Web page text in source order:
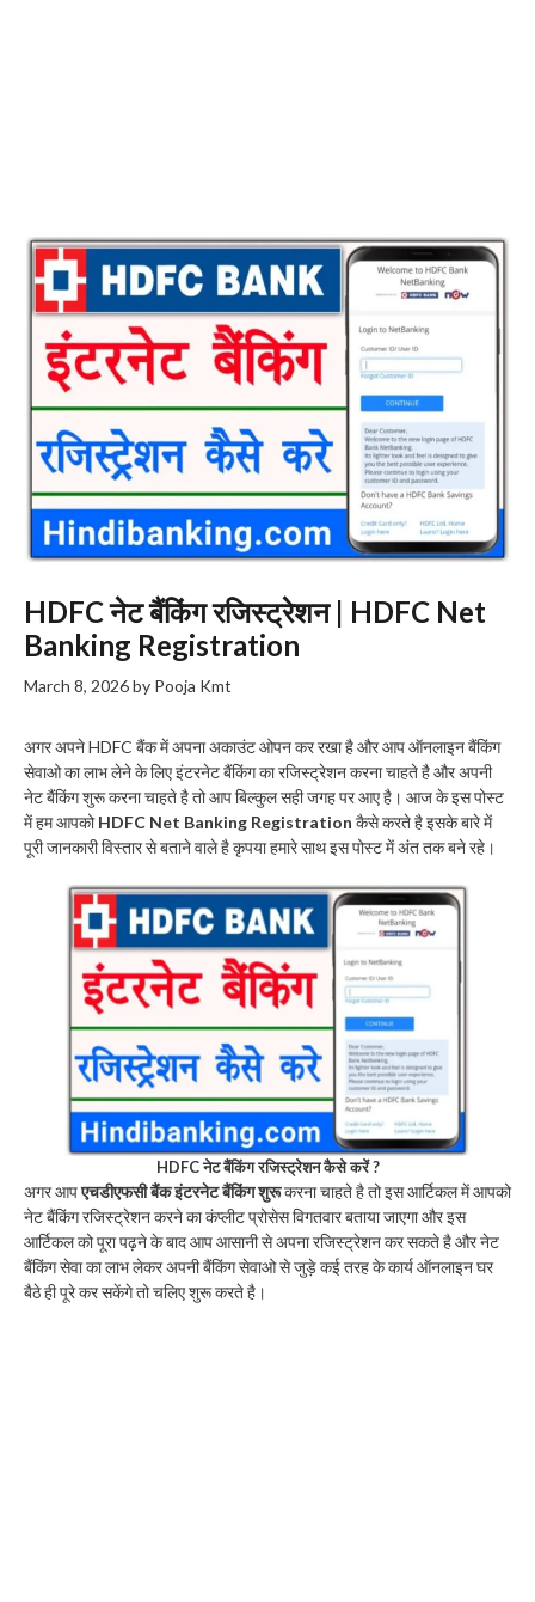
HDFC नेट बैंकिंग रजिस्ट्रेशन | HDFC Net
Banking Registration
March 8, 2026by Pooja Kmt
अगर अपने HDFC बैंक में अपना अकाउंट ओपन कर रखा है और आप ऑनलाइन बैंकिंग
सेवाओ का लाभ लेने के लिए इंटरनेट बैंकिंग का रजिस्ट्रेशन करना चाहते है और अपनी
नेट बैंकिंग शुरू करना चाहते है तो आप बिल्कुल सही जगह पर आए है। आज के इस पोस्ट
में हम आपकोHDFC Net Banking Registration कैसे करते है इसके बारे में
पूरी जानकारी विस्तार से बताने वाले है कृपया हमारे साथ इस पोस्ट में अंत तक बने रहे।
HDFC नेट बैंकिंग रजिस्ट्रेशन कैसे करें ?
अगर आपएचडीएफसी बैंक इंटरनेट बैंकिंग शुरूकरना चाहते है तो इस आर्टिकल में आपको
नेट बैंकिंग रजिस्ट्रेशन करने का कंप्लीट प्रोसेस विगतवार बताया जाएगा और इस
आर्टिकल को पूरा पढ़ने के बाद आप आसानी से अपना रजिस्ट्रेशन कर सकते है और नेट
बैंकिंग सेवा का लाभ लेकर अपनी बैंकिंग सेवाओ से जुड़े कई तरह के कार्य ऑनलाइन घर
बैठे ही पूरे कर सकेंगे तो चलिए शुरू करते है।